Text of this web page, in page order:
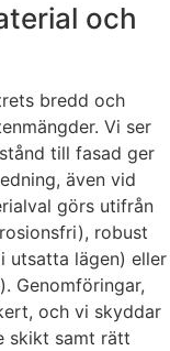
och
bredd och
Vi ser
till fasad ger
även vid
görs utifrån
robust
utsatta lägen) eller
Genomföringar,
och vi skyddar
skikt samt rätt